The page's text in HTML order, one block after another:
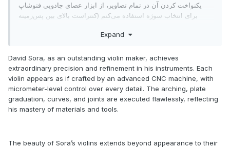
یکنواخت کردن آن در تمام تصاویر، از ابزار عصای جادویی فتوشاپ
برای انتخاب سوژه استفاده می‌کنم (کنتراست بالای بین پس‌زمینه
شده را روی یک پس‌زمینه خاکستری یکنواخت کپی و پیست می‌کنم،
ذخیره می‌کنم و تمام. من همین کار را برای گنجاندن چندین سوژه در
یک تصویر انجام می‌دهم، مانند عکس چهار نمای طومار، که با چهار
پس‌زمینه کمی متفاوت وحشتناک به نظر می‌رسد. انجام این کار برای
ارسال عکس‌ها در Maestronet یا سایر رسانه‌های اجتماعی اصلاً
ضروری نیست. یک پس‌زمینه خاکستری واقعی بیش از حد مناسب
خواهد بود و شاید به تصاویر ظاهری طبیعی‌تر بدهد. من این کار را فقط
Expand
David Sora, as an outstanding violin maker, achieves
extraordinary precision and refinement in his instruments. Each
violin appears as if crafted by an advanced CNC machine, with
micrometer-level control over every detail. The arching, plate
graduation, curves, and joints are executed flawlessly, reflecting
his mastery of materials and tools.
The beauty of Sora’s violins extends beyond appearance to their